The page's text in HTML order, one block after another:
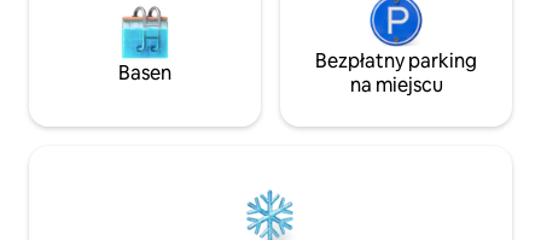
Basen
Bezpłatny parking
na miejscu